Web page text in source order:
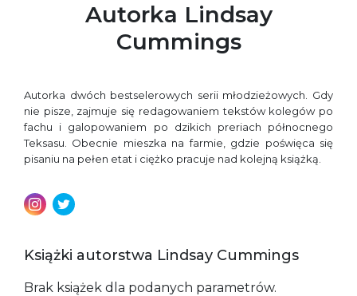
Autorka Lindsay
Cummings
Autorka dwóch bestselerowych serii młodzieżowych. Gdy
nie pisze, zajmuje się redagowaniem tekstów kolegów po
fachu i galopowaniem po dzikich preriach północnego
Teksasu. Obecnie mieszka na farmie, gdzie poświęca się
pisaniu na pełen etat i ciężko pracuje nad kolejną książką.
Książki autorstwa Lindsay Cummings
Brak książek dla podanych parametrów.